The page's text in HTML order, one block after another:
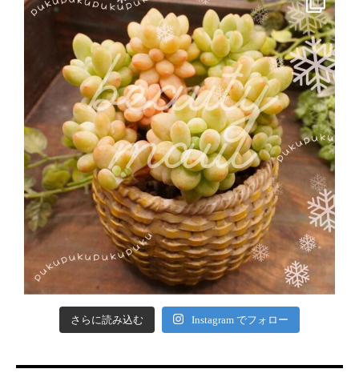
さらに読み込む Instagram でフォロー